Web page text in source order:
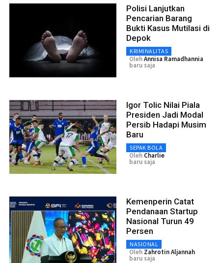
Polisi Lanjutkan
Pencarian Barang
Bukti Kasus Mutilasi di
Depok
KRIMINALITAS
OlehAnnisa Ramadhannia
baru saja
Igor Tolic Nilai Piala
Presiden Jadi Modal
Persib Hadapi Musim
Baru
SEPAK BOLA
Oleh Charlie
baru saja
Kemenperin Catat
Pendanaan Startup
Nasional Turun 49
Persen
NASIONAL
Oleh Zahrotin Aljannah
baru saja